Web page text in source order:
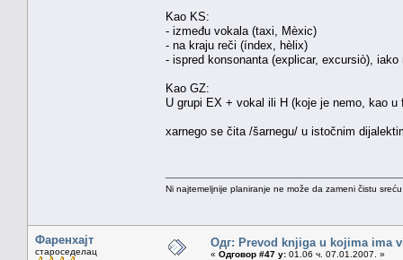
Kao KS:
- između vokala (taxi, Mèxic)
- na kraju reči (índex, hèlix)
- ispred konsonanta (explicar, excursiò),
Kao GZ:
U grupi EX + vokal ili H (koje je nemo, kao
xarnego se čita /šarnegu/ u istočnim
Ni najtemeljnije planiranje ne može da zameni čistu
Фаренхајт
староседелац
Одг: Prevod knjiga u kojima ima
« Одговор #47 у: 01.06 ч. 07.01.2007. »